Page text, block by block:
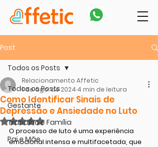
Post
Todos os Posts
Gestante
Trabalho e Família
Pai e Mãe
Todos os Posts
Como Identificar Sinais de
Depressão e Ansiedade no Luto
Relacionamento Affetic
1 de ago. de 2024 4 min de leitura
Avaliado com NaN de 5 estrelas.
O processo de luto é uma experiência
emocional intensa e multifacetada, que